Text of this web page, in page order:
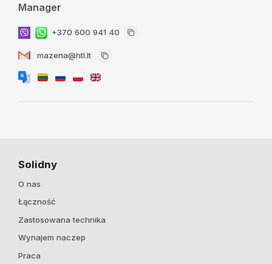
Manager
+370 600 941 40
mazena@htl.lt
Solidny
O nas
Łączność
Zastosowana technika
Wynajem naczep
Praca